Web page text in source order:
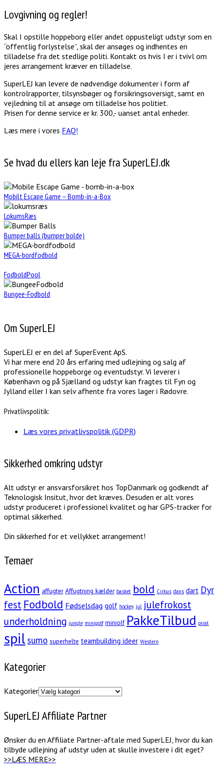
Lovgivning og regler!
Skal I opstille hoppeborg eller andet oppusteligt udstyr som en
“offentlig forlystelse”, skal der ansøges og indhentes en
tilladelse fra det stedlige politi. Kontakt os hvis I er i tvivl om
jeres arrangement kræver en tilladelse.
SuperLEJ kan levere de nødvendige dokumenter i form af
kontrolrapporter, tilsynsbøger og forsikringsoversigt, samt en
vejledning til at ansøge om tilladelse hos politiet.
Prisen for denne service er kr. 300,- uanset antal enheder.
Læs mere i vores FAQ!
Se hvad du ellers kan leje fra SuperLEJ.dk
Mobilt Escape Game – Bomb-in-a-Box
LokumsRæs
Bumper balls (bumper bolde)
MEGA-bordfodbold
FodboldPool
Bungee-Fodbold
Om SuperLEJ
SuperLEJ er en del af SuperEvent ApS.
Vi har mere end 20 års erfaring med udlejning og salg af
professionelle hoppeborge og eventudstyr. Vi leverer i
København og på Sjælland og udstyr kan fragtes til Fyn og
Jylland eller I kan selv afhente fra vores lager i Rødovre.
Privatlivspolitik:
Læs vores privatlivspolitik (GDPR)
Sikkerhed omkring udstyr
Alt udstyr er ansvarsforsikret hos TopDanmark og godkendt af
Teknologisk Insitut, hvor det kræves. Desuden er alt vores
udstyr produceret i professionel kvalitet og har GPS-tracker for
optimal sikkerhed.
Din sikkerhed for et vellykket arrangement!
Temaer
Action affugter Affugtning kælder basket bold Cirkus dans dart Dyr
fest Fodbold Fødselsdag golf hockey jul julefrokost
underholdning jungle minigolf miniolf PakkeTilbud pirat
spilsumo superhelte teambuilding ideer Western
Kategorier
Kategorier
SuperLEJ Affiliate Partner
Ønsker du en Affiliate Partner-aftale med SuperLEJ, hvor du kan
tilbyde udlejning af udstyr uden at skulle investere i dit eget?
>>LÆS MERE>>